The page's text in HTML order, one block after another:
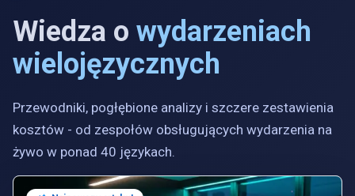
Wiedza o wydarzeniach
wielojęzycznych
Przewodniki, pogłębione analizy i szczere zestawienia
kosztów - od zespołów obsługujących wydarzenia na
żywo w ponad 40 językach.